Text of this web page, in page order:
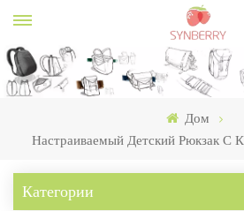
Дом
Настраиваемый Детский Рюкзак С
Категории